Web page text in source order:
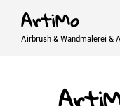
SkipArtiMo
Airbrush & Wandmalerei &